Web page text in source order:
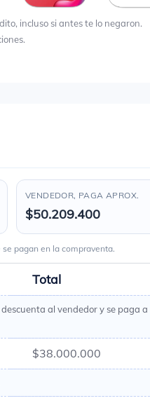
incluso si antes te lo negaron.
VENDEDOR, PAGA APROX.
$50.209.400
pagan en la compraventa.
Total
al vendedor y se paga a
$38.000.000